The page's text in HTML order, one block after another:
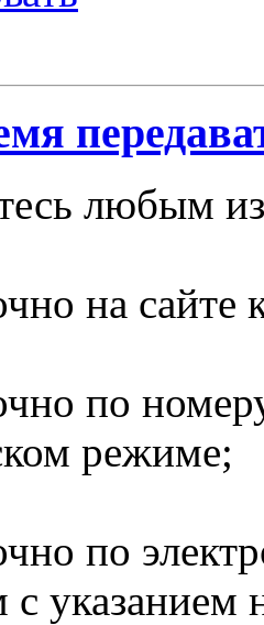
любым
на
по
режиме;
по
указанием